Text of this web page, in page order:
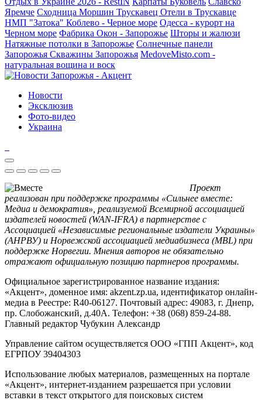
Яремче Сходница Моршин Трускавец Отели в Трускавце
НМП "Затока" Коблево - Черное море Одесса - курорт на
Черном море Фабрика Окон - Запорожье Шторы и жалюзи
Натяжные потолки в Запорожье Солнечные панели
Запорожья Скважины Запорожья MedoveMisto.com -
натуральная вощина и воск
Новости
Эксклюзив
Фото-видео
Украина
Проект
реализован при поддержке программы «Сильнее вместе:
Медиа и демократия», реализуемой Всемирной ассоциацией
издателей новостей (WAN-IFRA) в партнерстве с
Ассоциацией «Независимые региональные издатели Украины»
(АНРВУ) и Норвежской ассоциацией медиабизнеса (MBL) при
поддержке Норвегии. Мнения авторов не обязательно
отражают официальную позицию партнеров программы.
Официальное зарегистрированное название издания:
«Акцент», доменное имя: akzent.zp.ua, идентификатор онлайн-
медиа в Реестре: R40-06127. Почтовый адрес: 49083, г. Днепр,
пр. Слобожанский, д.40А. Телефон: +38 (068) 859-24-88.
Главный редактор Чубукин Александр
Управление сайтом осуществляется ООО «ГПП Акцент», код
ЕГРПОУ 39404303
Использование любых материалов, размещенных на портале
«Акцент», интернет-изданием разрешается при условии
вставки в текст открытого для поисковых систем